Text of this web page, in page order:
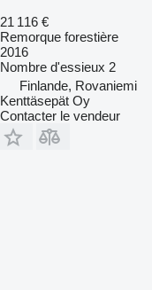
21 116 €
Remorque forestière
2016
Nombre d'essieux 2
Finlande, Rovaniemi
Kenttäsepät Oy
Contacter le vendeur